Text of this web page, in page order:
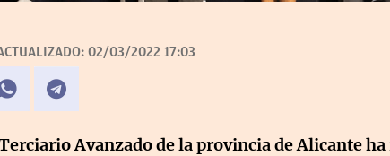
02/03/2022 17:03
Avanzado de la provincia de Alicante